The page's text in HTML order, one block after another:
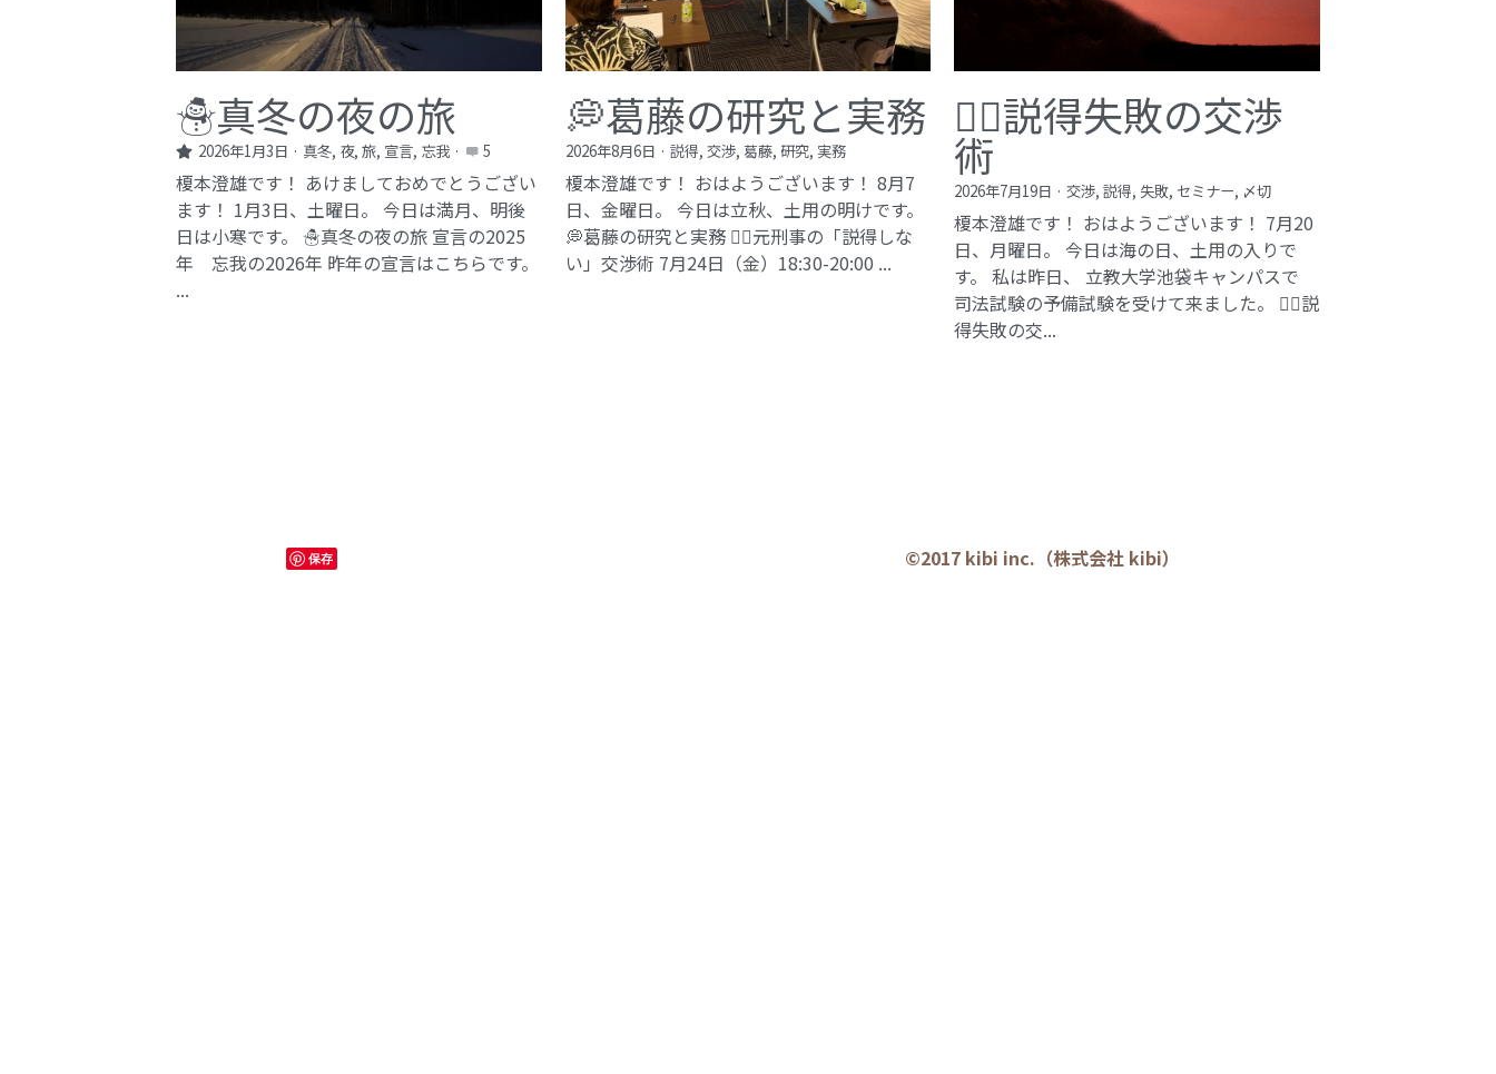
☃️真冬の夜の旅
2026年1月3日 · 真冬, 夜, 旅, 宣言, 忘我· 5
榎本澄雄です！ あけましておめでとうござい
ます！ 1月3日、土曜日。 今日は満月、明後
日は小寒です。 ☃️真冬の夜の旅 宣言の2025
年 忘我の2026年​ 昨年の宣言はこちらです。
...
💭葛藤の研究と実務
2026年8月6日 · 説得, 交渉, 葛藤, 研究, 実務
榎本澄雄です！ おはようございます！ 8月7
日、金曜日。 今日は立秋、土用の明けです。
💭葛藤の研究と実務 🕵️‍♂️元刑事の「説得しな
い」交渉術​ 7月24日（金）18:30-20:00 ...
🕵️‍♂️説得失敗の交渉
術
2026年7月19日 · 交渉, 説得, 失敗, セミナー, 〆切
榎本澄雄です！ おはようございます！ 7月20
日、月曜日。 今日は海の日、土用の入りで
す。 私は昨日、 立教大学池袋キャンパスで
司法試験の予備試験を受けて来ました。 🕵️‍♂️説
得失敗の交...
保存 ©2017 kibi inc.（株式会社 kibi）